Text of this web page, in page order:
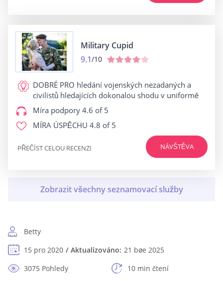
Military Cupid
9.1/10
DOBRÉ PRO hledání vojenských nezadaných a
civilistů hledajících dokonalou shodu v uniformě
Míra podpory 4.6 of 5
MÍRA ÚSPĚCHU 4.8 of 5
NÁVŠTĚVA
PŘEČÍST CELOU RECENZI
Betty
15 pro 2020
Aktualizováno: 21 bøe 2025
3075 Pohledy
10 min čtení